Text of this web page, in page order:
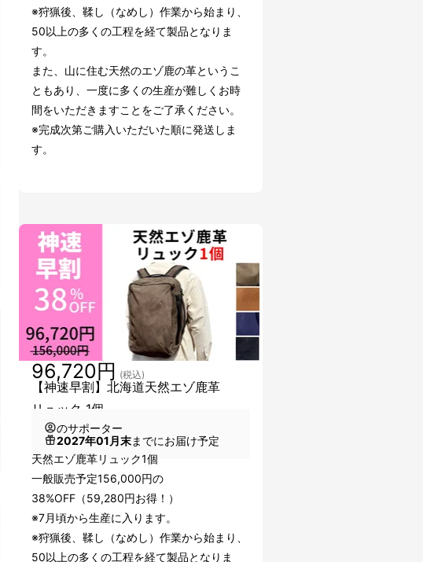
※狩猟後、鞣し（なめし）作業から始まり、
50以上の多くの工程を経て製品となりま
す。
また、山に住む天然のエゾ鹿の革というこ
ともあり、一度に多くの生産が難しくお時
間をいただきますことをご了承ください。
※完成次第ご購入いただいた順に発送しま
す。
【神速早割】北海道天然エゾ鹿革
リュック 1個
96,720円 (税込)
のサポーター
2027年01月末までにお届け予定
天然エゾ鹿革リュック1個
一般販売予定156,000円の
38%OFF（59,280円お得！）
※7月頃から生産に入ります。
※狩猟後、鞣し（なめし）作業から始まり、
50以上の多くの工程を経て製品となりま